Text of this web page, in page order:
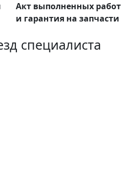
Акт выполненных работ
и гарантия на запчасти
специалиста